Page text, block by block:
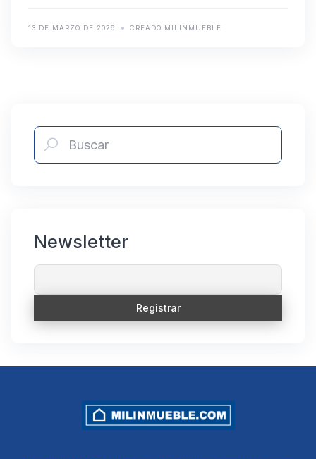
13 DE MARZO DE 2026 CREADO MILINMUEBLE
Newsletter